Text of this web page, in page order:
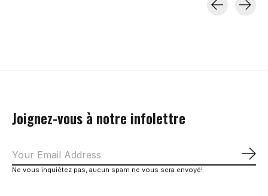
Joignez-vous à notre infolettre
Ne vous inquiétez pas, aucun spam ne vous sera envoyé!